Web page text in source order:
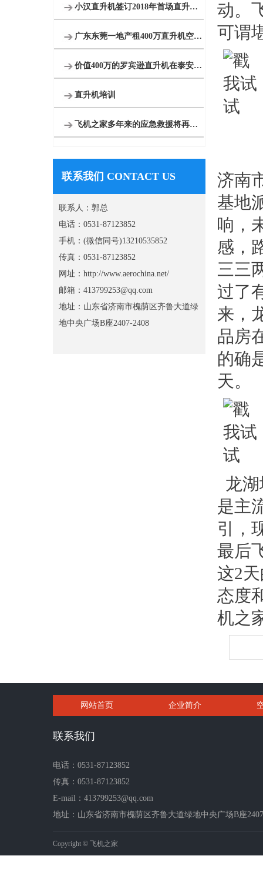
小汉直升机签订2018年首场直升机婚礼合同
广东东莞一地产租400万直升机空中看房
价值400万的罗宾逊直升机在泰安参加商业庆典
直升机培训
飞机之家多年来的应急救援将再次大放异彩
联系我们 CONTACT US
联系人：郭总
电话：0531-87123852
手机：(微信同号)13210535852
传真：0531-87123852
网址：http://www.aerochina.net/
邮箱：413799253@qq.com
地址：山东省济南市槐荫区齐鲁大道绿
地中央广场B座2407-2408
动。
可谓
济南
基地
响，
感，
三三
过了
来，
品房
的确
天。
龙
是主
引，
最后
这2
态度
机之
网站首页 企业简介
联系我们
电话：0531-87123852
传真：0531-87123852
E-mail：413799253@qq.com
地址：山东省济南市槐荫区齐鲁大道绿地中央广场B座
Copyright © 飞机之家